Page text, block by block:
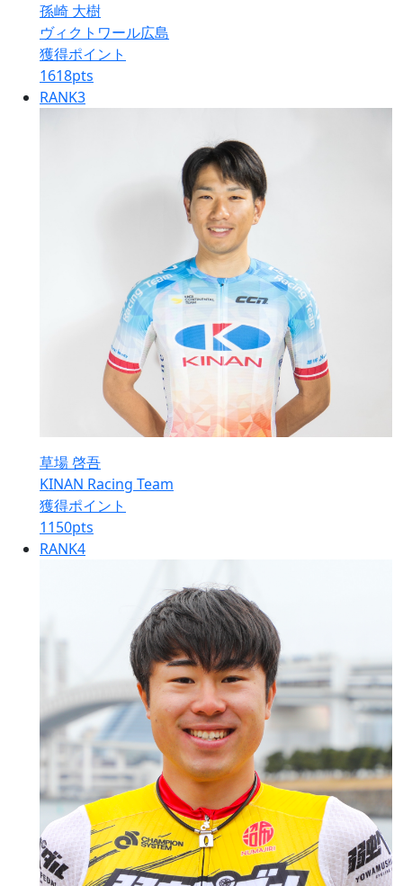
孫崎 大樹
ヴィクトワール広島
獲得ポイント
1618pts
RANK3
草場 啓吾
KINAN Racing Team
獲得ポイント
1150pts
RANK4